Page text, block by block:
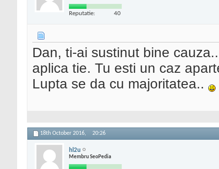
Reputatie: 40
Dan, ti-ai sustinut bine
aplica tie. Tu esti un caz
Lupta se da cu majoritatea..
18th October 2016, 20:26
hl2u
Membru SeoPedia